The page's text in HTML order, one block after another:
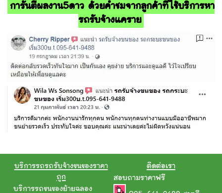
การันตีผลงาน5ดาว ด้วยคำชมจากลูกค้าที่ใช้บริการหา
รถรับจ้างแคราย
บริการรถรถรับจ้างขนของราคา
ถูก
บริการรถขนของย้ายฉลอง
ติดต่อเรา
สอบถามราคาฟรี